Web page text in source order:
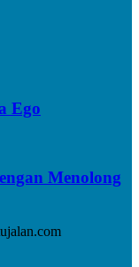
Ego
Menolong